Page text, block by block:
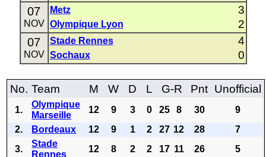
07
NOV
Metz 3
Olympique Lyon 2
07
NOV
Stade Rennes 4
Sochaux 0
No. Team M W D L G-R Pnt Unofficial
1.
Olympique
Marseille
12 9 3 0 25 8 30
9
2.
Bordeaux 12 9 1 2 27 12 28
7
3.
Stade
Rennes
12 8 2 2 17 11 26
5